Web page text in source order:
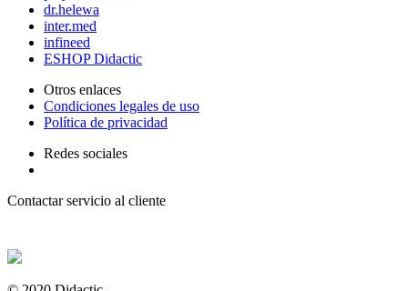
dr.helewa
inter.med
infineed
ESHOP Didactic
Otros enlaces
Condiciones legales de uso
Política de privacidad
Redes sociales
Contactar servicio al cliente